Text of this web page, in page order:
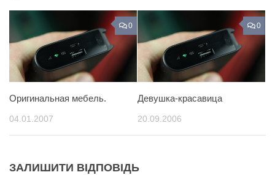
0
Оригинальная мебель.
04.01.2007
0
Девушка-красавица
20.09.2006
ЗАЛИШИТИ ВІДПОВІДЬ